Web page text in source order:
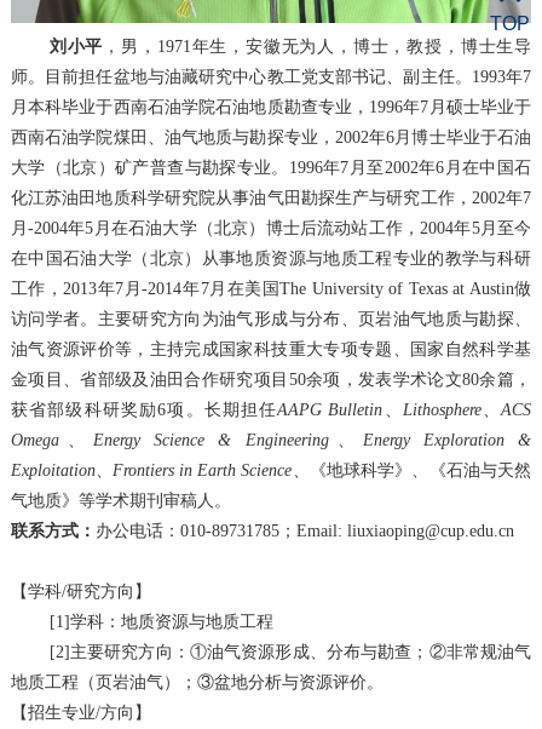
刘小平 ，男， 1971年生，安徽无为人，博士，教授，博士生导
师。目前担任盆地与油藏研究中心教工党支部书记、副主任。 1993年7
月本科毕业于西南石油学院石油地质勘查专业， 1996年7 月硕士毕业于
西南石油学院煤田、油气地质与勘探专业，2002年6月博士毕业于石油
大学（北京）矿产普查与勘探专业。 1996年7 月至 2002年6 月在中国石
化江苏油田地质科学研究院从事油气田勘探生产与研究工作， 2002年7
月-2004年5 月在石油大学（北京）博士后流动站工作，2004年5月至今
在中国石油大学（北京）从事地质资源与地质工程专业的教学与科研
工作，2013年7 月-2014年7月在美国The University of Texas at Austin做
访问学者。主要研究方向为油气形成与分布、页岩油气地质与勘探、
油气资源评价等，主持完成国家科技重大专项专题、国家自然科学基
金项目、省部级及油田合作研究项目 50余项，发表学术论文80余篇，
获省部级科研奖励6项。长期担任AAPG Bulletin 、 Lithosphere、ACS
Omega、Energy Science & Engineering、 Energy Exploration &
Exploitation、Frontiers in Earth Science、《地球科学》、《石油与天然
气地质》等学术期刊审稿人。
联系方式： 办公电话： 010-89731785； Email: liuxiaoping@cup.edu.cn
【学科/研究方向】
[1]学科：地质资源与地质工程
[2] 主要研究方向：①油气资源形成、分布与勘查；②非常规油气
地质工程（页岩油气）；③盆地分析与资源评价。
【招生专业/方向】
TOP